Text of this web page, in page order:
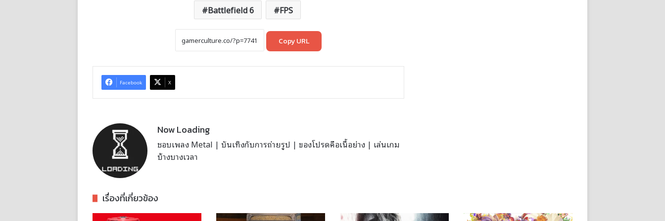
Battlefield 6 FPS
Copy URL
Facebook X
Now Loading
ชอบเพลง Metal | บันเทิงกับการถ่ายรูป | ของโปรดคือเนื้อย่าง | เล่นเกม
บ้างบางเวลา
เรื่องที่เกี่ยวข้อง